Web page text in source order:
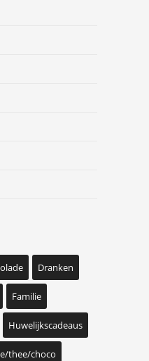
Dranken
Familie
Huwelijkscadeaus
thee/choco